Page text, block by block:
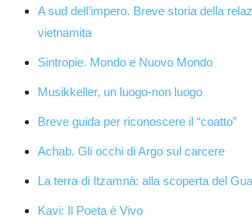
A sud dell’impero. Breve storia della
vietnamita
Sintropie. Mondo e Nuovo Mondo
Musikkeller, un luogo-non luogo
Breve guida per riconoscere il “coatto”
Achab. Gli occhi di Argo sul carcere
La terra di Itzamnà: alla scoperta del
Kavi: Il Poeta è Vivo